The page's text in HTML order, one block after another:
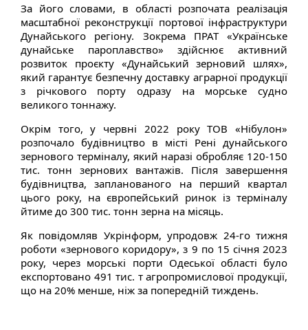
За його словами, в області розпочата реалізація
масштабної реконструкції портової інфраструктури
Дунайського регіону. Зокрема ПРАТ «Українське
дунайське пароплавство» здійснює активний
розвиток проєкту «Дунайський зерновий шлях»,
який гарантує безпечну доставку аграрної продукції
з річкового порту одразу на морське судно
великого тоннажу.
Окрім того, у червні 2022 року ТОВ «Нібулон»
розпочало будівництво в місті Рені дунайського
зернового терміналу, який наразі обробляє 120-150
тис. тонн зернових вантажів. Після завершення
будівництва, запланованого на перший квартал
цього року, на європейський ринок із терміналу
йтиме до 300 тис. тонн зерна на місяць.
Як повідомляв Укрінформ, упродовж 24-го тижня
роботи «зернового коридору», з 9 по 15 січня 2023
року, через морські порти Одеської області було
експортовано 491 тис. т агропромислової продукції,
що на 20% менше, ніж за попередній тиждень.